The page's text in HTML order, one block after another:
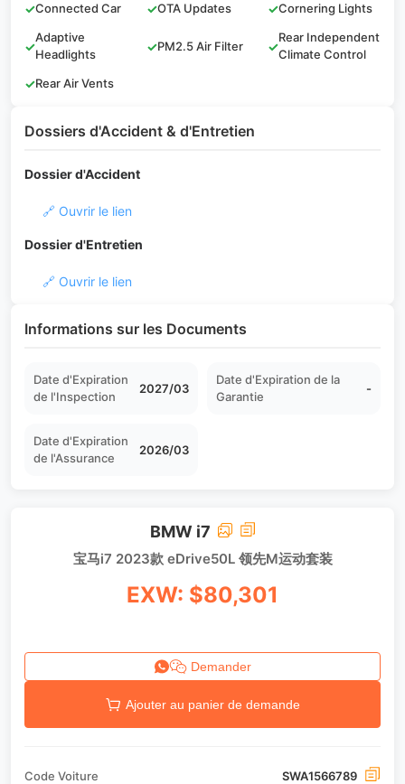
✓Connected Car ✓OTA Updates ✓Cornering Lights
✓
Adaptive
Headlights
✓PM2.5 Air Filter ✓
Rear Independent
Climate Control
✓Rear Air Vents
Dossiers d'Accident & d'Entretien
Dossier d'Accident
🔗 Ouvrir le lien
Dossier d'Entretien
🔗 Ouvrir le lien
Informations sur les Documents
Date d'Expiration
de l'Inspection
2027/03
Date d'Expiration de la
Garantie
-
Date d'Expiration
de l'Assurance
2026/03
BMW i7
宝马i7 2023款 eDrive50L 领先M运动套装
EXW: $80,301
Demander
Ajouter au panier de demande
Code Voiture SWA1566789